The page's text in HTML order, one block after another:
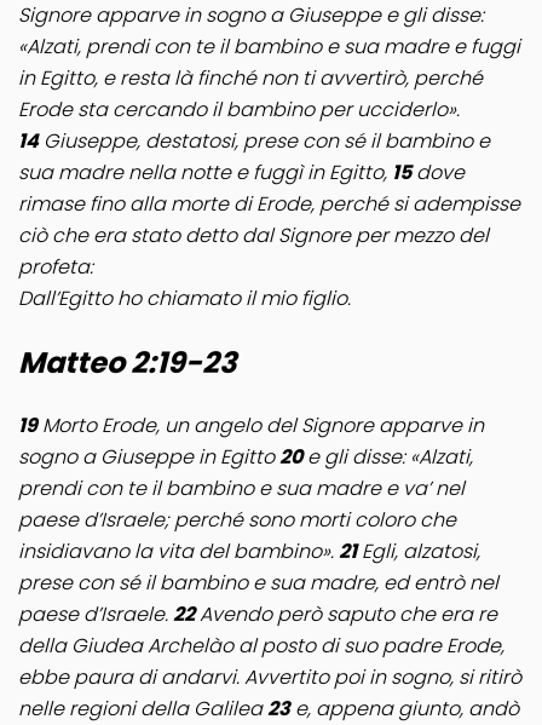
Signore apparve in sogno a Giuseppe e gli disse:
«Alzati, prendi con te il bambino e sua madre e fuggi
in Egitto, e resta là finché non ti avvertirò, perché
Erode sta cercando il bambino per ucciderlo».
14Giuseppe, destatosi, prese con sé il bambino e
sua madre nella notte e fuggì in Egitto, 15dove
rimase fino alla morte di Erode, perché si adempisse
ciò che era stato detto dal Signore per mezzo del
profeta:
Dall’Egitto ho chiamato il mio figlio.
Matteo 2:19-23
19Morto Erode, un angelo del Signore apparve in
sogno a Giuseppe in Egitto20e gli disse: «Alzati,
prendi con te il bambino e sua madre e va’ nel
paese d’Israele; perché sono morti coloro che
insidiavano la vita del bambino».21Egli, alzatosi,
prese con sé il bambino e sua madre, ed entrò nel
paese d’Israele.22Avendo però saputo che era re
della Giudea Archelào al posto di suo padre Erode,
ebbe paura di andarvi. Avvertito poi in sogno, si ritirò
nelle regioni della Galilea23e, appena giunto, andò